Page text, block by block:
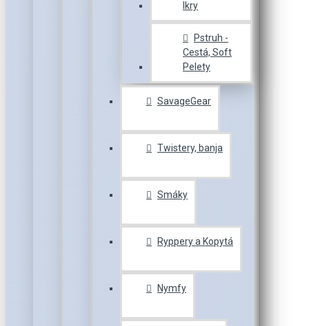
Ikry
Pstruh -
Cestá, Soft
Pelety
SavageGear
Twistery, banja
Smáky
Ryppery a Kopytá
Nymfy